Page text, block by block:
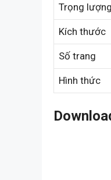
Trọng
Kích thước
Số trang
Hình thức